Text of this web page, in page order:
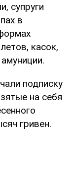
супруги
в
касок,
подписку
на себя
гривен.